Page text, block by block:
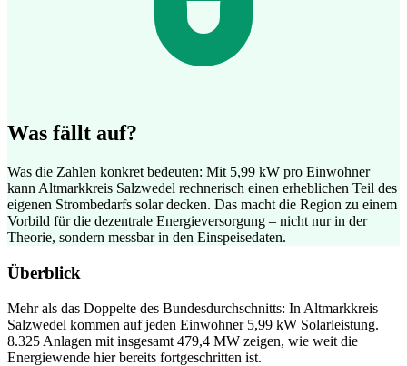
Was fällt auf?
Was die Zahlen konkret bedeuten: Mit 5,99 kW pro Einwohner
kann Altmarkkreis Salzwedel rechnerisch einen erheblichen Teil des
eigenen Strombedarfs solar decken. Das macht die Region zu einem
Vorbild für die dezentrale Energieversorgung – nicht nur in der
Theorie, sondern messbar in den Einspeisedaten.
Überblick
Mehr als das Doppelte des Bundesdurchschnitts: In Altmarkkreis
Salzwedel kommen auf jeden Einwohner 5,99 kW Solarleistung.
8.325 Anlagen mit insgesamt 479,4 MW zeigen, wie weit die
Energiewende hier bereits fortgeschritten ist.